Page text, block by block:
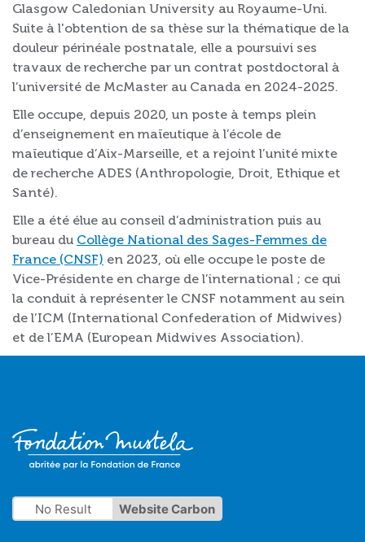
Glasgow Caledonian University au Royaume-Uni.
Suite à l'obtention de sa thèse sur la thématique de la
douleur périnéale postnatale, elle a poursuivi ses
travaux de recherche par un contrat postdoctoral à
l’université de McMaster au Canada en 2024-2025.
Elle occupe, depuis 2020, un poste à temps plein
d’enseignement en maïeutique à l’école de
maïeutique d’Aix-Marseille, et a rejoint l’unité mixte
de recherche ADES (Anthropologie, Droit, Ethique et
Santé).
Elle a été élue au conseil d’administration puis au
bureau du Collège National des Sages-Femmes de
France (CNSF) en 2023, où elle occupe le poste de
Vice-Présidente en charge de l’international ; ce qui
la conduit à représenter le CNSF notamment au sein
de l’ICM (International Confederation of Midwives)
et de l’EMA (European Midwives Association).
No Result Website Carbon